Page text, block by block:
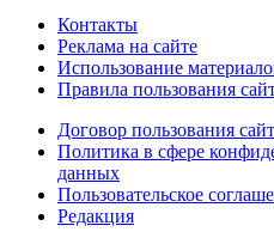
Контакты
Реклама на сайте
Использование
Правила пользования
Договор пользования
Политика в сфере
данных
Пользовательское
Редакция